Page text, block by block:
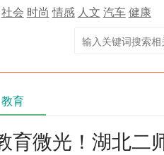
社会 时尚 情感 人文 汽车健康
教育
育微光！湖北二